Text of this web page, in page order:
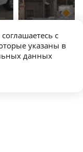
Автоюрист Славнов
украшения
с
указаны в
данных